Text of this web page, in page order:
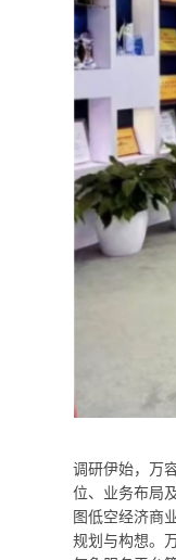
调研伊始，万
位、业务布局
图低空经济商
规划与构想。